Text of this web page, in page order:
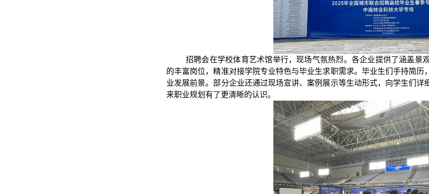
招聘会在学校体育艺术馆举行，现场气氛热烈。各企业提供了涵盖景
的丰富岗位，精准对接学院专业特色与毕业生求职需求。毕业生们手持简
业发展前景。部分企业还通过现场宣讲、案例展示等生动形式，向学生们
来职业规划有了更清晰的认识。